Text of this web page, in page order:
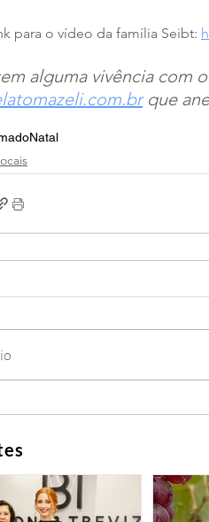
para o vídeo da família Seibt:
alguma vivência com
que
Natal